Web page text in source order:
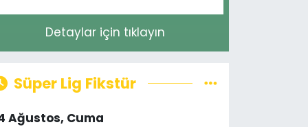
Detaylar için tıklayın
Süper Lig Fikstür
Ağustos, Cuma